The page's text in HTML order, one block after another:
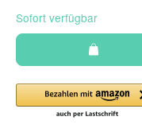
Sofort verfügbar